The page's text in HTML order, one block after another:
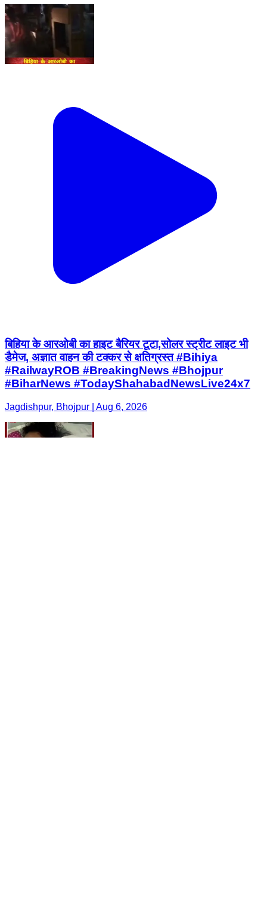
बिहिया के आरओबी का हाइट बैरियर टूटा,सोलर स्ट्रीट लाइट भी
डैमेज, अज्ञात वाहन की टक्कर से क्षतिग्रस्त #Bihiya
#RailwayROB #BreakingNews #Bhojpur
#BiharNews #TodayShahabadNewsLive24x7
Jagdishpur, Bhojpur | Aug 6, 2026